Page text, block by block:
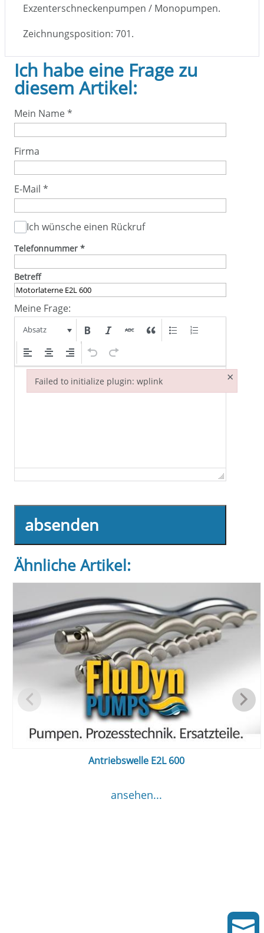
Exzenterschneckenpumpen / Monopumpen.
Zeichnungsposition: 701.
Ich habe eine Frage zu
diesem Artikel:
Mein Name*
Firma
E-Mail *
Ich wünsche einen Rückruf
Telefonnummer *
Betreff
Meine Frage:
Absatz
absenden
Ähnliche Artikel:
Antriebswelle E2L 600
ansehen...

Failed to initialize plugin: wplink ×
Failed to initialize plugin: wplink